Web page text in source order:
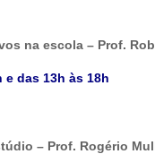
na escola – Prof.
e das 13h às 18h
– Prof. Rogério